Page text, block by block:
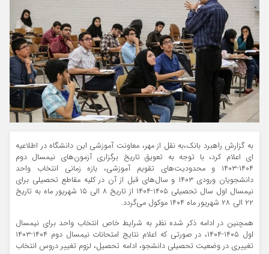
به گزارش راهبرد بانک،به نقل از مهر، معاونت آموزشی این دانشگاه در اطلاعیه
ای اعلام کرد، با توجه به تعویق تاریخ برگزاری آزمون‌های نیمسال دوم
۱۴۰۴-۱۴۰۳ و محدودیت‌های تقویم آموزشی، بازه زمانی انتخاب واحد
دانشجویان ورودی ۱۴۰۳ و سال‌های قبل از آن در کلیه مقاطع تحصیلی برای
نیمسال اول سال تحصیلی ۱۴۰۵-۱۴۰۴ از تاریخ ۸ الی ۱۵ شهریور ماه به تاریخ
۲۲ الی ۲۸ شهریور ماه ۱۴۰۴ موکول می‌گردد.
همچنین در ادامه ذکر شده نظر به شرایط خاص انتخاب واحد برای نیمسال
اول ۱۴۰۵-۱۴۰۴، در صورتی که اعلام نتایج امتحانات نیمسال دوم ۱۴۰۴-۱۴۰۳
تغییری در وضعیت تحصیلی دانشجو، ادامه تحصیل، لزوم تغییر دروس انتخاب